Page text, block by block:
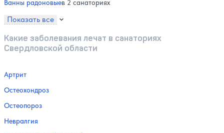
Ванны радоновыев 2 санаториях
Показать все
Какие заболевания лечат в санаториях
Свердловской области
Артрит
Остеохондроз
Остеопороз
Невралгия